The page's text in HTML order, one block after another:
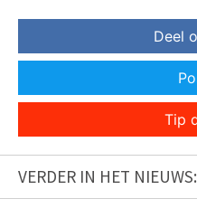
Deel
Tip
VERDER IN HET NIEUWS: